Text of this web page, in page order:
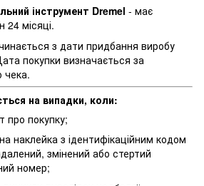
інструмент Dremel - має
24 місяці.
з дати придбання виробу
покупки визначається за
чека.
на випадки, коли:
про покупку;
наклейка з ідентифікаційним кодом
змінений або стертий
номер;